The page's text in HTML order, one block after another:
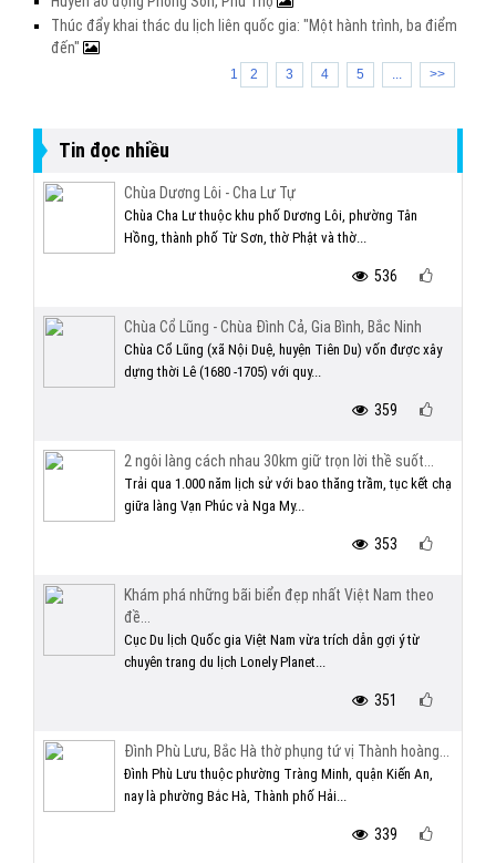
Thúc đẩy khai thác du lịch liên quốc gia: "Một hành trình, ba điểm
đến"
1 2 3 4 5 ... >>
Tin đọc nhiều
Chùa Dương Lôi - Cha Lư Tự
Chùa Cha Lư thuộc khu phố Dương Lôi, phường Tân
Hồng, thành phố Từ Sơn, thờ Phật và thờ...
536
Chùa Cổ Lũng - Chùa Đình Cả, Gia Bình, Bắc Ninh
Chùa Cổ Lũng (xã Nội Duệ, huyện Tiên Du) vốn được xây
dựng thời Lê (1680 -1705) với quy...
359
2 ngôi làng cách nhau 30km giữ trọn lời thề suốt...
Trải qua 1.000 năm lịch sử với bao thăng trầm, tục kết chạ
giữa làng Vạn Phúc và Nga My...
353
Khám phá những bãi biển đẹp nhất Việt Nam theo
đề...
Cục Du lịch Quốc gia Việt Nam vừa trích dẫn gợi ý từ
chuyên trang du lịch Lonely Planet...
351
Đình Phù Lưu, Bắc Hà thờ phụng tứ vị Thành hoàng...
Đình Phù Lưu thuộc phường Tràng Minh, quận Kiến An,
nay là phường Bắc Hà, Thành phố Hải...
339